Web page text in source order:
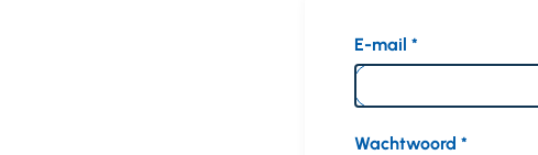
E-mail
Wachtwoord